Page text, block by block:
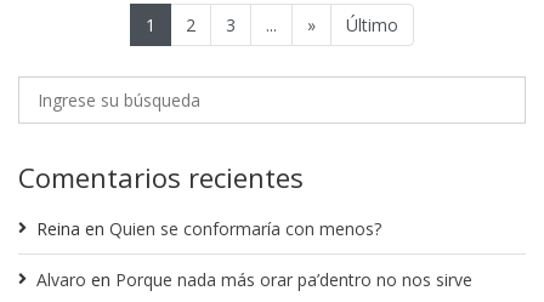
1 2 3 ... » Último
Comentarios recientes
Reina en Quien se conformaría con menos?
Alvaro en Porque nada más orar pa’dentro no nos sirve